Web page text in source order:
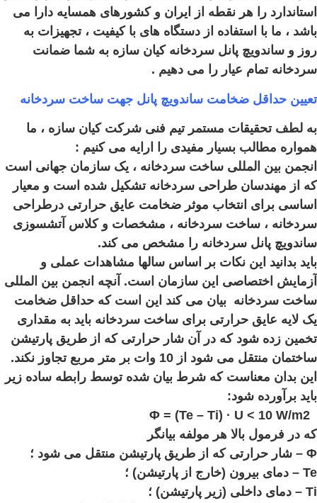
استاندارد را هر نقطه از ایران و کشورهای همسایه دارا می
باشد ، ما با استفاده از دستگاه های با کیفیت ، تجهیزات به
روز و ساندویچ پانل سردخانه کیان سازه به شما ضمانت
سردخانه تمام عیار را می دهیم .
تعیین حداقل ضخامت ساندویچ پانل جهت ساخت سردخانه
به لطف تحقیقات مستمر تیم فنی شرکت کیان سازه ، ما
همواره مطالب بسیار مفیدی را ارایه می کنیم :
انجمن بین المللی ساخت سردخانه ، یک سازمان جهانی است
که از مهندسان طراحی سردخانه تشکیل شده است و معیار
اساسی برای انتخاب موثر ضخامت عایق حرارتی درطراحی
سردخانه ، ساخت سردخانه ، مشخصات و کلاس آتشسوزی
ساندویچ پانل سردخانه را مشخص می کند.
باید بدانید این نکات بر اساس سالها مشاهدات عملی و
آزمایش اختصاصی این سازمان است. آنچه انجمن بین المللی
ساخت سردخانه بیان می کند این است که حداقل ضخامت
یک لایه عایق حرارتی برای ساخت سردخانه باید به مقداری
تخمین زده شود که در آن شار حرارتی که از طریق پارتیشن
ساختمان منتقل می شود از 10 وات بر متر مربع تجاوز نکند.
این بدان معناست که شرط بیان شده توسط رابطه ساده زیر
باید برآورده شود:
که در فرمول بالا هر مولفه بیانگر
Φ – شار حرارتی که از طریق پارتیشن منتقل می شود ؛
Te – دمای بیرون (خارج از پارتیشن) ؛
Ti – دمای داخلی (زیر پارتیشن) ؛